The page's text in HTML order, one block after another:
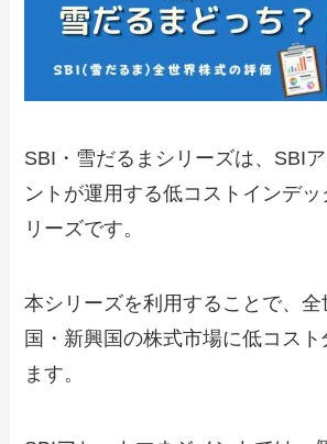
SBI・雪だるまシリーズは、SBI
ントが運用する低コストインデ
リーズです。
本シリーズを利用することで、全
国・新興国の株式市場に低コスト
ます。